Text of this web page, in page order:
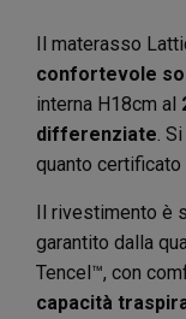
Il materasso
confortevole
interna H18cm al
differenziate.
quanto certificato
Il rivestimento
garantito dalla
Tencel™, con
capacità